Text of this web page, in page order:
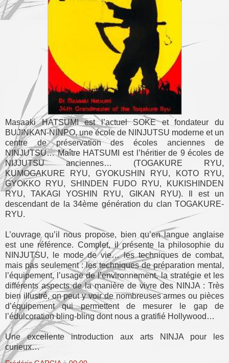
Masaaki HATSUMI est l’actuel SOKE et fondateur du
BUJINKAN-NINPO, une école de NINJUTSU moderne et un
centre de préservation des écoles anciennes de
NINJUTSU… Maître HATSUMI est l’héritier de 9 écoles de
NIJJUTSU anciennes… (TOGAKURE RYU,
KUMOGAKURE RYU, GYOKUSHIN RYU, KOTO RYU,
GYOKKO RYU, SHINDEN FUDO RYU, KUKISHINDEN
RYU, TAKAGI YOSHIN RYU, GIKAN RYU). Il est un
descendant de la 34ème génération du clan TOGAKURE-
RYU.
L’ouvrage qu’il nous propose, bien qu’en langue anglaise
est une référence. Complet, il présente la philosophie du
NINJUTSU, le mode de vie… les techniques de combat,
mais pas seulement : les techniques de préparation mental,
l’équipement, l’usage de l’environnement, la stratégie et les
différents aspects de la manière de vivre des NINJA : Très
bien illustré, on peut y voir de nombreuses armes ou pièces
d’équipement qui permettent de mesurer le gap de
l’édulcoration bling-bling dont nous a gratifié Hollywood…
Une excellente introduction aux arts NINJA pour les
curieux…